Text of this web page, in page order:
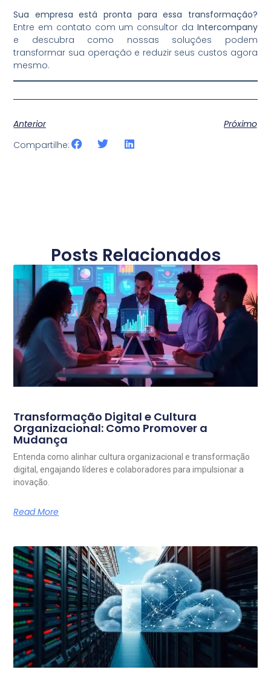
Sua empresa está pronta para essa transformação?
Entre em contato com um consultor da Intercompany
e descubra como nossas soluções podem
transformar sua operação e reduzir seus custos agora
mesmo.
Anterior
Próximo
Compartilhe:
Posts Relacionados
Transformação Digital e Cultura
Organizacional: Como Promover a
Mudança
Entenda como alinhar cultura organizacional e transformação
digital, engajando líderes e colaboradores para impulsionar a
inovação.
Read More